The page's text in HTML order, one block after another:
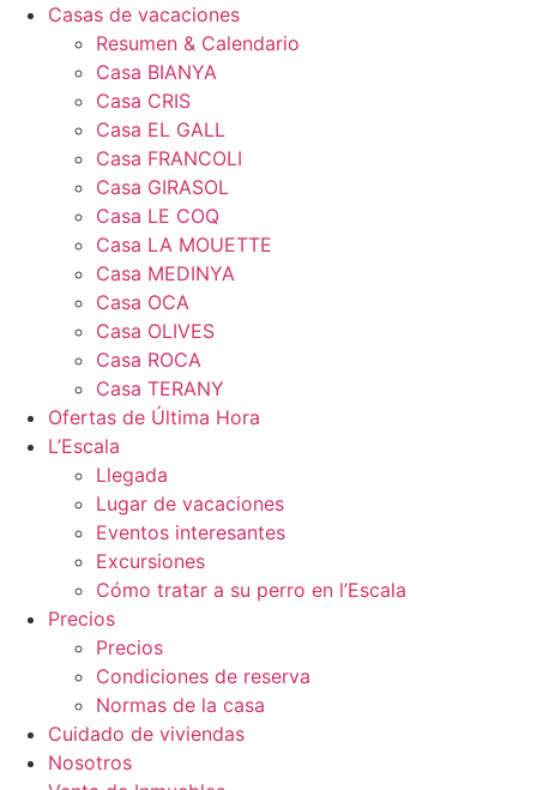
Casas de vacaciones
Resumen & Calendario
Casa BIANYA
Casa CRIS
Casa EL GALL
Casa FRANCOLI
Casa GIRASOL
Casa LE COQ
Casa LA MOUETTE
Casa MEDINYA
Casa OCA
Casa OLIVES
Casa ROCA
Casa TERANY
Ofertas de Última Hora
L’Escala
Llegada
Lugar de vacaciones
Eventos interesantes
Excursiones
Cómo tratar a su perro en l’Escala
Precios
Precios
Condiciones de reserva
Normas de la casa
Cuidado de viviendas
Nosotros